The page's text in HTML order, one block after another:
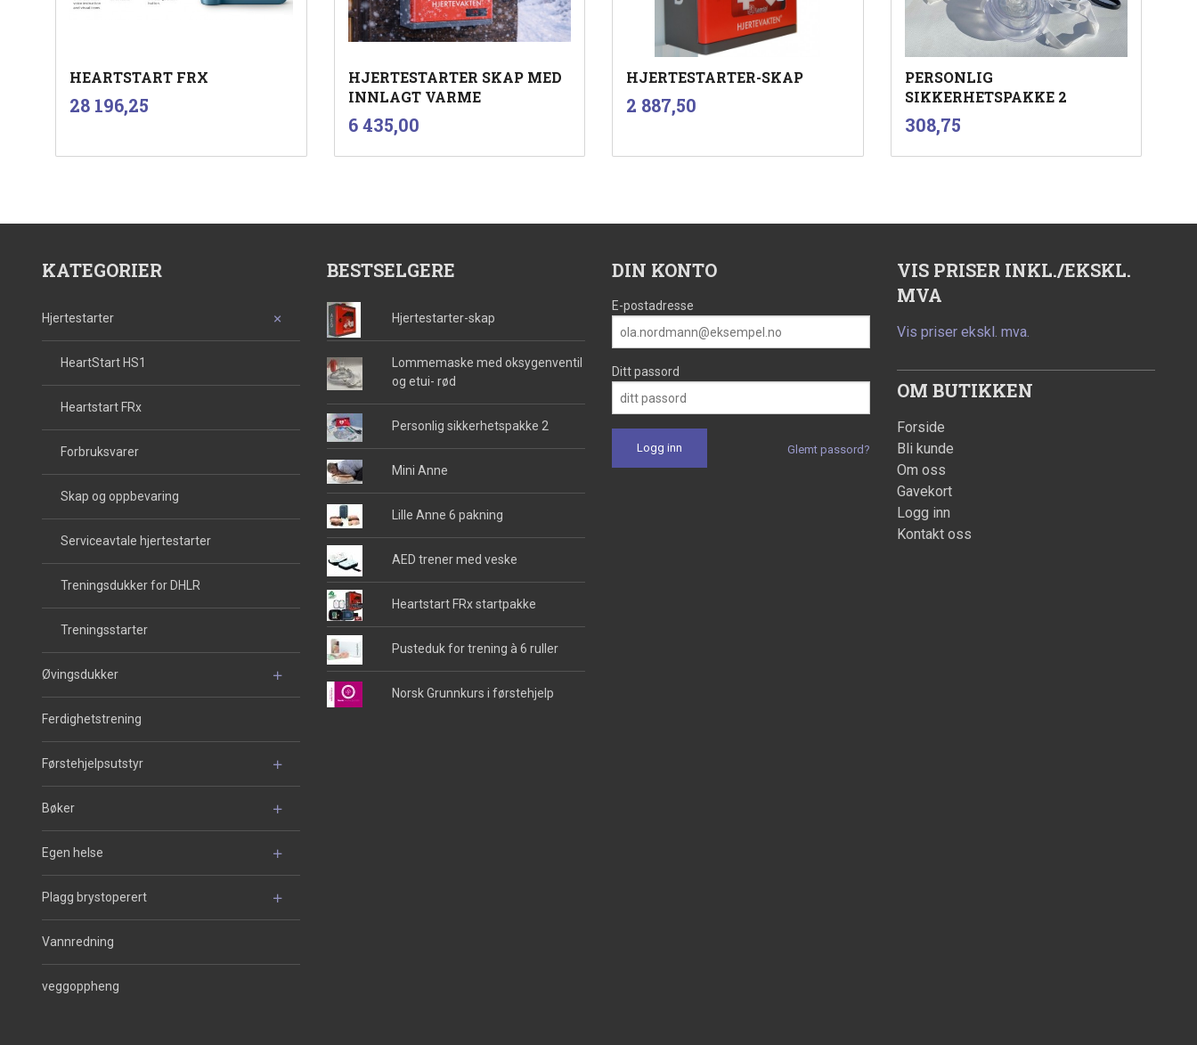
HEARTSTART FRX
Pris
28 196,25
HJERTESTARTER SKAP MED
INNLAGT VARME
Pris
6 435,00mva.
HJERTESTARTER-SKAP
Pris
2 887,50
PERSONLIG
SIKKERHETSPAKKE 2
Pris
308,75inkl.
mva.
KATEGORIER
Hjertestarter
HeartStart HS1
Heartstart FRx
Forbruksvarer
Skap og oppbevaring
Serviceavtale hjertestarter
Treningsdukker for DHLR
Treningsstarter
Øvingsdukker
Ferdighetstrening
Førstehjelpsutstyr
Bøker
Egen helse
Plagg brystoperert
Vannredning
veggoppheng
BESTSELGERE
Hjertestarter-skap
Lommemaske med oksygenventil
og etui- rød
Personlig sikkerhetspakke 2
Mini Anne
Lille Anne 6 pakning
AED trener med veske
Heartstart FRx startpakke
Pusteduk for trening à 6 ruller
Norsk Grunnkurs i førstehjelp
DIN KONTO
E-postadresse
Ditt passord
Glemt passord?
VIS PRISER INKL./EKSKL.
MVA
Vis priser ekskl. mva.
OM BUTIKKEN
Forside
Bli kunde
Om oss
Gavekort
Logg inn
Kontakt oss